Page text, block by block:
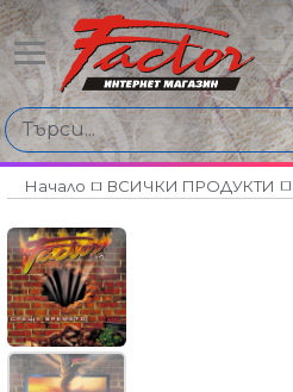
Начало ВСИЧКИ ПРОДУКТИ